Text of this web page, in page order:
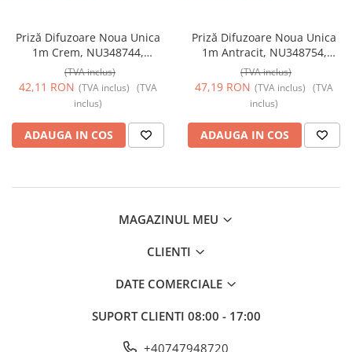
Rame
Suporturi de fixare
Variator de tensiune
Priză Difuzoare Noua Unica
1m Crem, NU348744,
Schneider Electric - Schneider
(TVA inclus)
42,11 RON (TVA inclus) (TVA
inclus)
ADAUGA IN COS
Priză Difuzoare Noua Unica
1m Antracit, NU348754,
Schneider Electric - Schneider
(TVA inclus)
47,19 RON (TVA inclus) (TVA
inclus)
ADAUGA IN COS
MAGAZINUL MEU
CLIENTI
DATE COMERCIALE
SUPORT CLIENTI 08:00 - 17:00
+40747948720